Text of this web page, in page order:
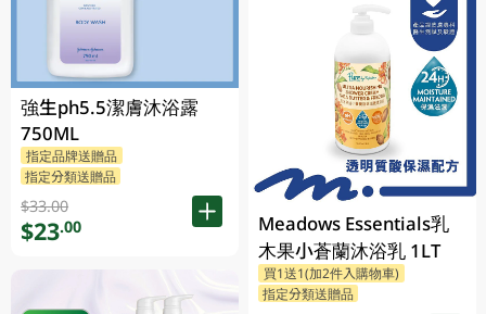
強生ph5.5潔膚沐浴露
750ML
指定品牌送贈品
指定分類送贈品
$33.00
$23.00
Meadows Essentials乳
木果小蒼蘭沐浴乳 1LT
買1送1(加2件入購物車)
指定分類送贈品